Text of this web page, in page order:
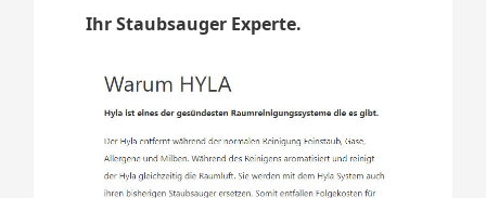
Ihr Staubsauger Experte.